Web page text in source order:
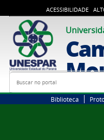
ACESSIBILIDADE
Busca
Biblioteca